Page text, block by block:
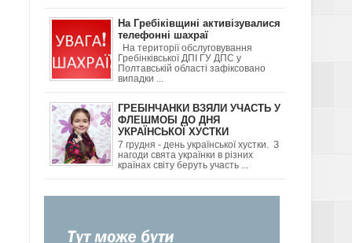
На Гребіківщині активізувалися
телефонні шахраї
На території обслуговування
Гребінківської ДПІ ГУ ДПС у
Полтавській області зафіксовано
випадки ...
ГРЕБІНЧАНКИ ВЗЯЛИ УЧАСТЬ У
ФЛЕШМОБІ ДО ДНЯ
УКРАЇНСЬКОЇ ХУСТКИ
7 грудня - день української хустки. З
нагоди свята українки в різних
країнах світу беруть участь ...